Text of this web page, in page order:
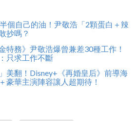
個自己的油！尹敬浩「2顆蛋白＋辣
抄嗎？
特務》尹敬浩爆曾兼差30種工作！
只求工作不斷
美翻！Disney+《再婚皇后》前導海
豪華主演陣容讓人超期待！